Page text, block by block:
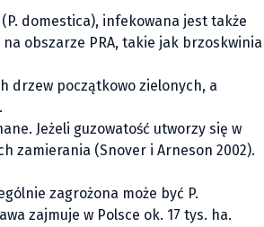
P. domestica), infekowana jest także
obszarze PRA, takie jak brzoskwinia
drzew początkowo zielonych, a
Jeżeli guzowatość utworzy się w
zamierania (Snover i Arneson 2002).
zagrożona może być P.
zajmuje w Polsce ok. 17 tys. ha.